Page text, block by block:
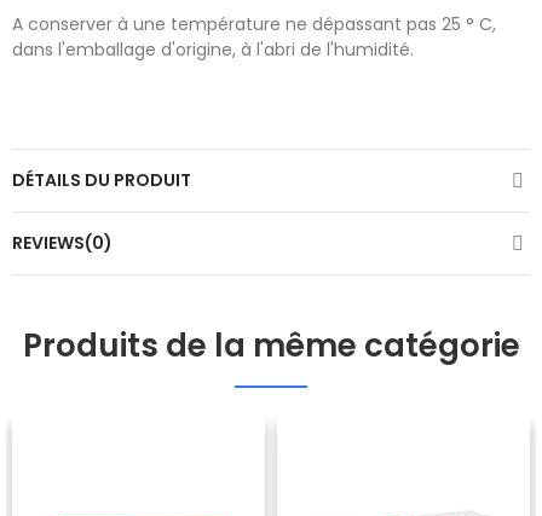
A conserver à une température ne dépassant pas 25 ° C,
dans l'emballage d'origine, à l'abri de l'humidité.
DÉTAILS DU PRODUIT
REVIEWS(0)
Produits de la même catégorie